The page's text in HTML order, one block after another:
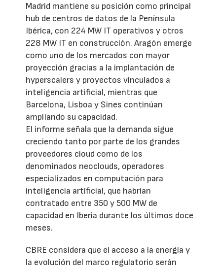
Madrid mantiene su posición como principal
hub de centros de datos de la Península
Ibérica, con 224 MW IT operativos y otros
228 MW IT en construcción. Aragón emerge
como uno de los mercados con mayor
proyección gracias a la implantación de
hyperscalers y proyectos vinculados a
inteligencia artificial, mientras que
Barcelona, Lisboa y Sines continúan
ampliando su capacidad.
El informe señala que la demanda sigue
creciendo tanto por parte de los grandes
proveedores cloud como de los
denominados neoclouds, operadores
especializados en computación para
inteligencia artificial, que habrían
contratado entre 350 y 500 MW de
capacidad en Iberia durante los últimos doce
meses.
CBRE considera que el acceso a la energía y
la evolución del marco regulatorio serán